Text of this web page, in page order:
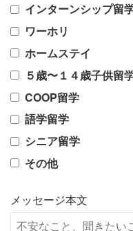
インターンシップ留
ワーホリ
ホームステイ
５歳〜１４歳子供留
COOP留学
語学留学
シニア留学
その他
メッセージ本文